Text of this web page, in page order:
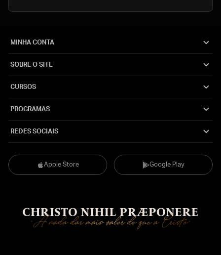
Apple Store Google Play
MINHA CONTA
SOBRE O SITE
CURSOS
PROGRAMAS
REDES SOCIAIS